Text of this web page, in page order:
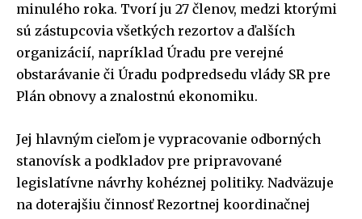
minulého roka. Tvorí ju 27 členov, medzi ktorými
sú zástupcovia všetkých rezortov a ďalších
organizácií, napríklad Úradu pre verejné
obstarávanie či Úradu podpredsedu vlády SR pre
Plán obnovy a znalostnú ekonomiku.
Jej hlavným cieľom je vypracovanie odborných
stanovísk a podkladov pre pripravované
legislatívne návrhy kohéznej politiky. Nadväzuje
na doterajšiu činnosť Rezortnej koordinačnej